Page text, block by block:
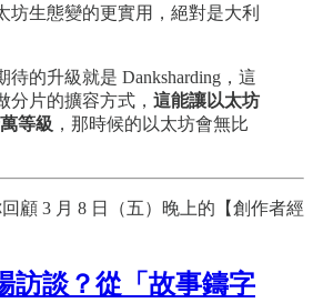
坊生態變的更實用，絕對是大利
的升級就是 Danksharding，這
分片的擴容方式， 這能讓以太坊
等級 ，那時候的以太坊會無比
顧 3 月 8 日（五）晚上的【創作者經
訪談？從「故事鑄字